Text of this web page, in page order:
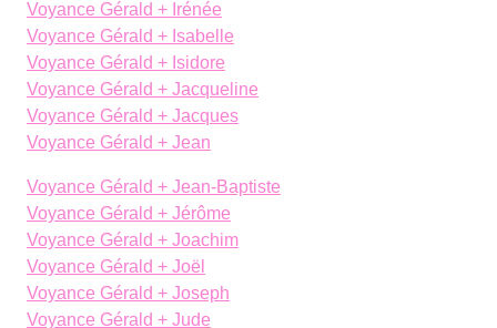
Voyance Gérald + Irénée
Voyance Gérald + Isabelle
Voyance Gérald + Isidore
Voyance Gérald + Jacqueline
Voyance Gérald + Jacques
Voyance Gérald + Jean
Voyance Gérald + Jean-Baptiste
Voyance Gérald + Jérôme
Voyance Gérald + Joachim
Voyance Gérald + Joël
Voyance Gérald + Joseph
Voyance Gérald + Jude